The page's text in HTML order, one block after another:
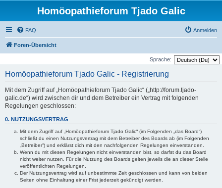
Homöopathieforum Tjado Galic
FAQ Anmelden
Foren-Übersicht
Sprache:
Homöopathieforum Tjado Galic - Registrierung
Mit dem Zugriff auf „Homöopathieforum Tjado Galic“ („http://forum.tjado-
galic.de“) wird zwischen dir und dem Betreiber ein Vertrag mit folgenden
Regelungen geschlossen:
0. NUTZUNGSVERTRAG
Mit dem Zugriff auf „Homöopathieforum Tjado Galic“ (im Folgenden „das Board“)
schließt du einen Nutzungsvertrag mit dem Betreiber des Boards ab (im Folgenden
„Betreiber“) und erklärst dich mit den nachfolgenden Regelungen einverstanden.
Wenn du mit diesen Regelungen nicht einverstanden bist, so darfst du das Board
nicht weiter nutzen. Für die Nutzung des Boards gelten jeweils die an dieser Stelle
veröffentlichten Regelungen.
Der Nutzungsvertrag wird auf unbestimmte Zeit geschlossen und kann von beiden
Seiten ohne Einhaltung einer Frist jederzeit gekündigt werden.